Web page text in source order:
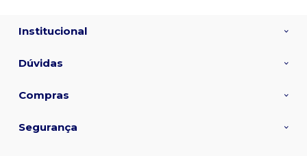
Institucional
Dúvidas
Compras
Segurança